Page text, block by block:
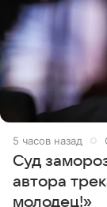
5 часов назад
Суд
автора
молодец!»